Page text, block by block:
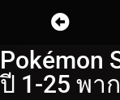
Pokémon
ปี 1-25 พา